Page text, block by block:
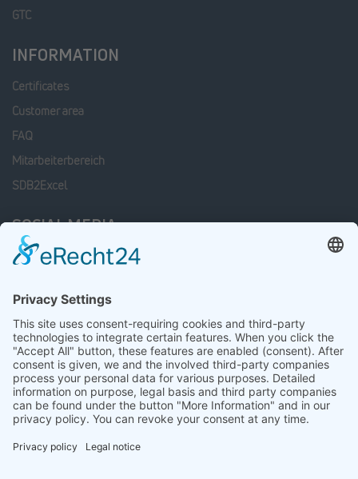
GTC
INFORMATION
Certificates
Customer area
FAQ
Mitarbeiterbereich
SDB2Excel
SOCIAL MEDIA
Facebook
Linkedin
xing
LATEST JOB OFFERS
Mitarbeiter Wareneingang / Warenausgang (m/w/d)
23 July 2026